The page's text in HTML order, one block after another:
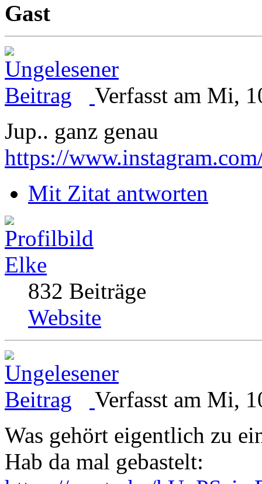
Gast
Verfasst am Mi,
Jup.. ganz genau
https://
Mit Zitat antworten
Elke
832 Beiträge
Website
Verfasst am Mi,
Was gehört eigentlich zu
Hab da mal gebastelt: